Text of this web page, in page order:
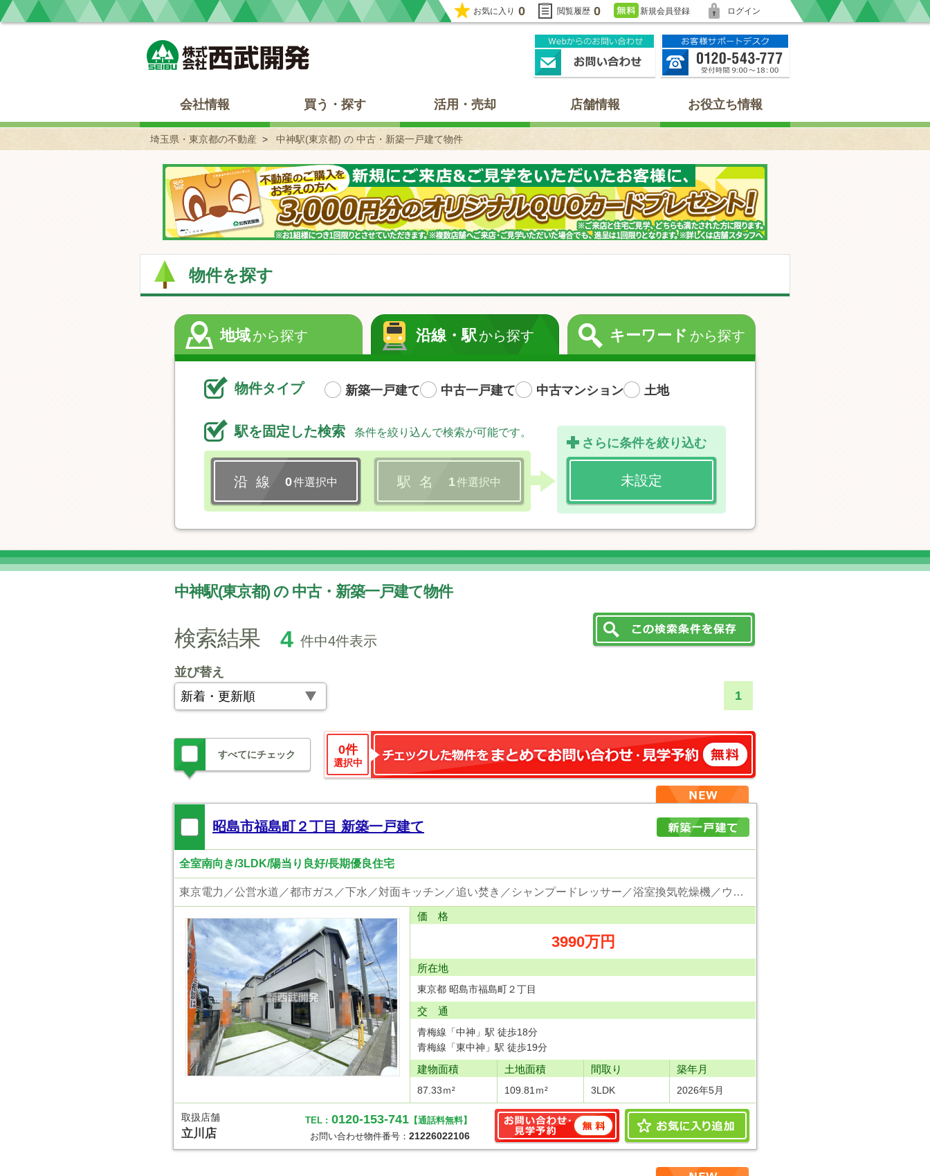
お気に入り 0 閲覧履歴 0 新規会員登録 ログイン
会社情報 買う・探す 活用・売却 店舗情報 お役立ち情報
埼玉県・東京都の不動産 中神駅(東京都) の 中古・新築一戸建て物件
物件を探す
地域から探す 沿線・駅から探す
物件タイプ 新築一戸建て 中古一戸建て 中古マンション 土地
駅を固定した検索 条件を絞り込んで検索が可能です。
沿 線 0件選択中 駅 名 1件選択中
さらに条件を絞り込む
未設定
キーワード から探す
中神駅(東京都) の 中古・新築一戸建て物件
検索結果 4 件中4件表示
並び替え
1
すべてにチェック 0件
選択中
昭島市福島町２丁目 新築一戸建て
全室南向き/3LDK/陽当り良好/長期優良住宅
東京電力／公営水道／都市ガス／下水／対面キッチン／追い焚き／シャンプードレッサー／浴室換気乾燥機／ウォシュレット／システムキッチン／食器洗浄乾燥器／浄水器／床下収納／フローリング／クローゼット／バリアフリー／住宅性能評価付き／設計住宅性能評価付／建設住宅性能評価付／フラット35適合証明書／長期優良住宅
価 格
3990万円
所在地
東京都 昭島市福島町２丁目
交 通
青梅線「中神」駅 徒歩18分
青梅線「東中神」駅 徒歩19分
建物面積
87.33ｍ²
土地面積
109.81ｍ²
間取り
3LDK
築年月
2026年5月
取扱店舗
立川店
TEL : 0120-153-741 【通話料無料】
お問い合わせ物件番号：21226022106